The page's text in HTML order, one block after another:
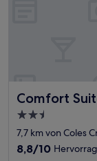
Comfort
Comfort Suites
2.5-
Sterne-
Unterkunft
7,7 km von Coles
8.8
8,8/10